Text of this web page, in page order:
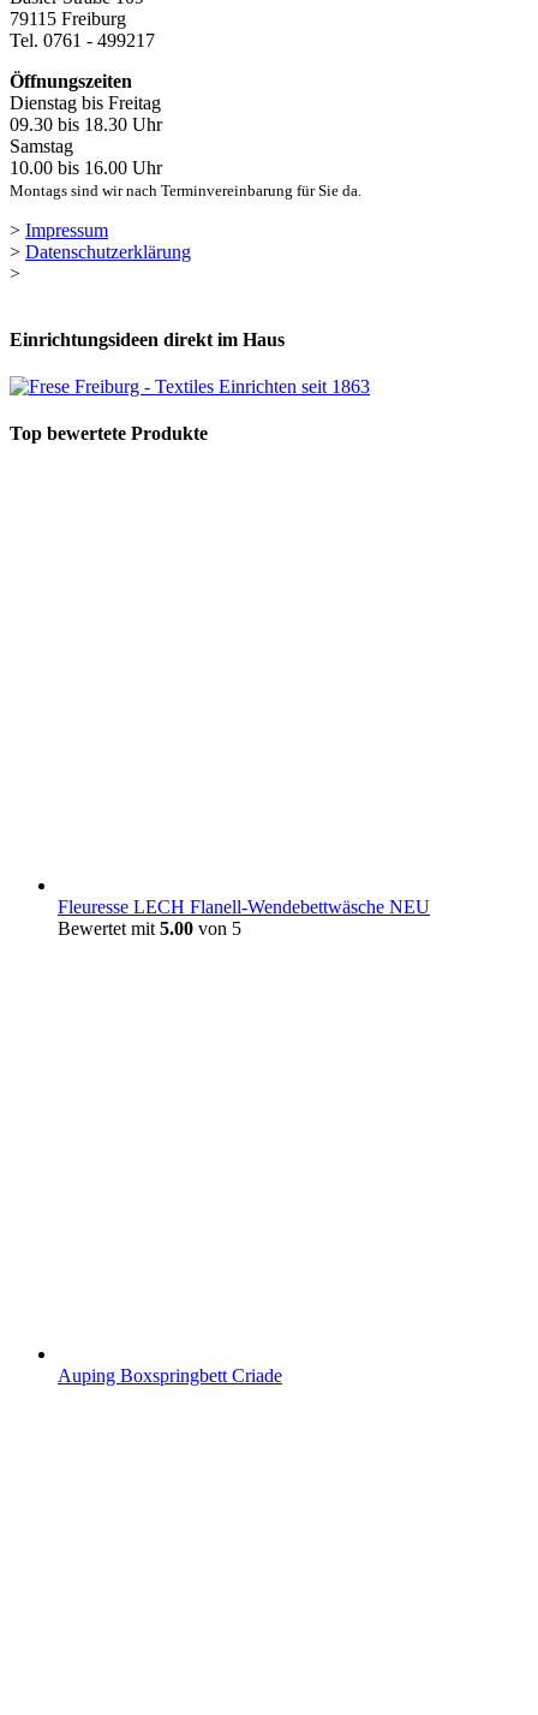
79115 Freiburg
Tel. 0761 - 499217
Öffnungszeiten
Dienstag bis Freitag
09.30 bis 18.30 Uhr
Samstag
10.00 bis 16.00 Uhr
Montags sind wir nach Terminvereinbarung für Sie da.
> Impressum
> Datenschutzerklärung
>
Einrichtungsideen direkt im Haus
Top bewertete Produkte
Fleuresse LECH Flanell-Wendebettwäsche NEU
Bewertet mit 5.00 von 5
Auping Boxspringbett Criade